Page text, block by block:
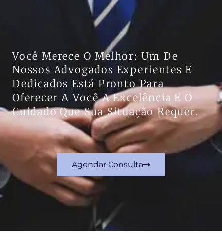
Você Merece O Melhor: Um De
Nossos Advogados Experientes E
Dedicados Está Pronto Para
Oferecer A Você A Excelência E O
Cuidado Que Sua Situação Requer.
Agendar Consulta